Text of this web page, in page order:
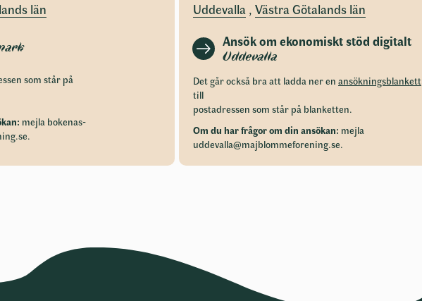
län
som står på
mejla bokenas-
.
Uddevalla , Västra Götalands län
Ansök om ekonomiskt stöd digitalt
Uddevalla
Det går också bra att ladda ner en ansökningsblankett
till
postadressen som står på blanketten.
Om du har frågor om din ansökan: mejla
uddevalla@majblommeforening.se.